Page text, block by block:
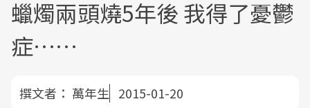
蠟燭兩頭燒5年後 我得了憂鬱
症……
撰文者： 萬年生 2015-01-20